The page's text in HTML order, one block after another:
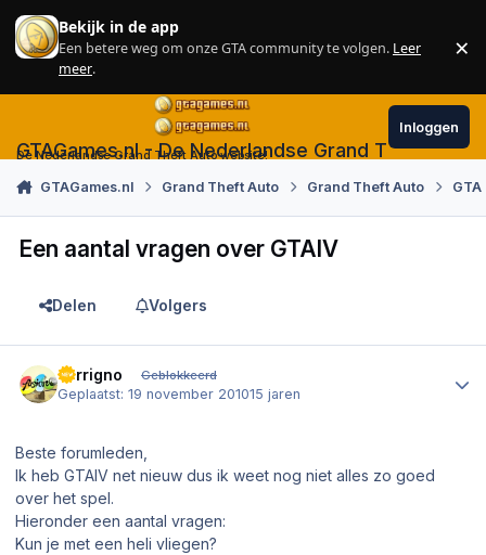
Skip to content
Bekijk in de app
Een betere weg om onze GTA community te volgen. Leer
meer.
×
GTAGames.nl - De Nederlandse Grand Theft Auto
De Nederlandse Grand Theft Auto website!
Inloggen
GTAGames.nl Grand Theft Auto Grand Theft Auto
Een aantal vragen over GTAIV
Delen Volgers
Ferrigno Geblokkeerd
Geplaatst:19 november 201015 jaren
Beste forumleden,
Ik heb GTAIV net nieuw dus ik weet nog niet alles zo goed
over het spel.
Hieronder een aantal vragen:
Kun je met een heli vliegen?